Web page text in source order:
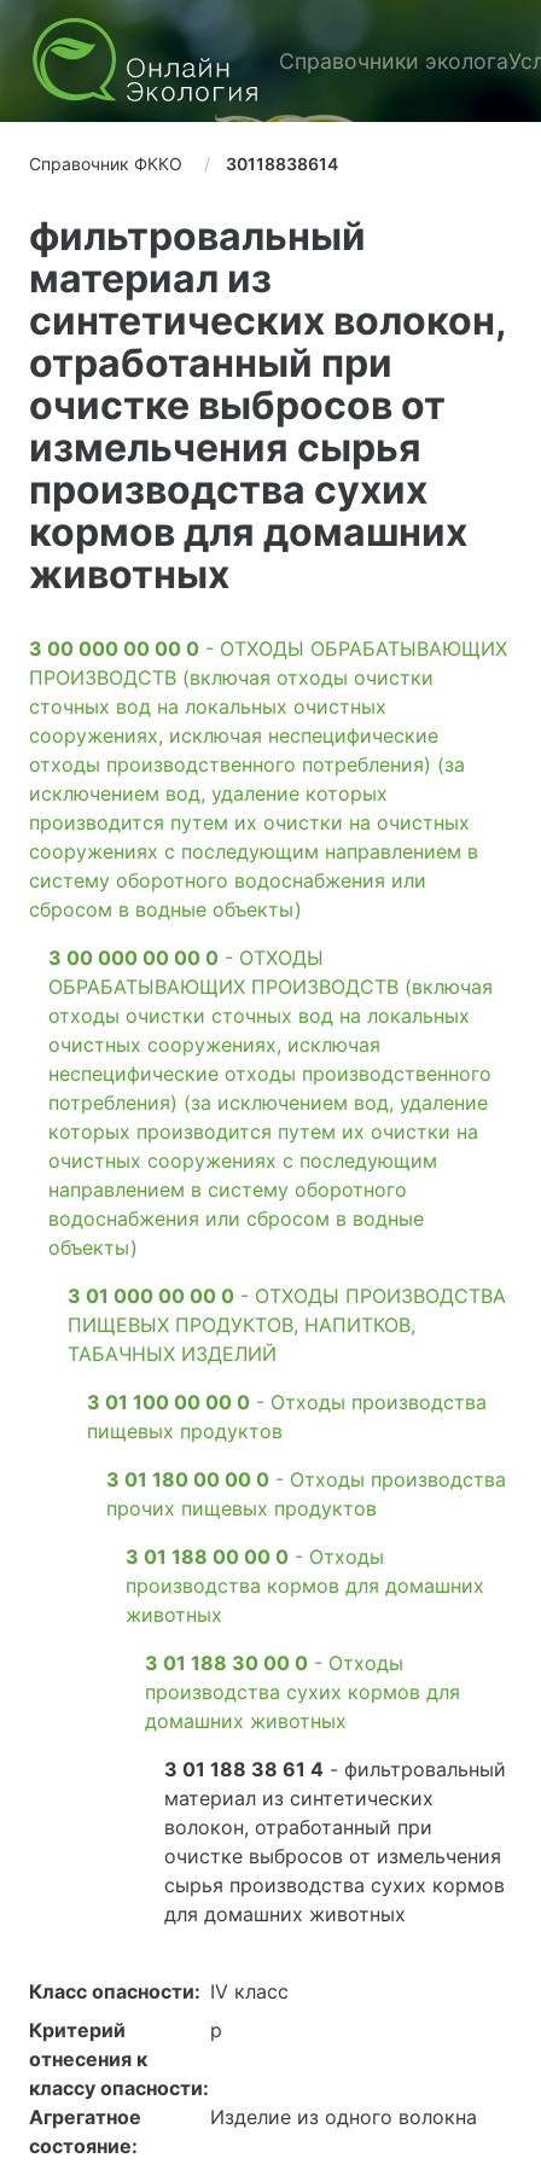
Справочники эколога
Справочник ФККО 30118838614
фильтровальный
материал из
синтетических волокон,
отработанный при
очистке выбросов от
измельчения сырья
производства сухих
кормов для домашних
животных
3 00 000 00 00 0 - ОТХОДЫ ОБРАБАТЫВАЮЩИХ
ПРОИЗВОДСТВ (включая отходы очистки
сточных вод на локальных очистных
сооружениях, исключая неспецифические
отходы производственного потребления) (за
исключением вод, удаление которых
производится путем их очистки на очистных
сооружениях с последующим направлением в
систему оборотного водоснабжения или
сбросом в водные объекты)
3 00 000 00 00 0 - ОТХОДЫ
ОБРАБАТЫВАЮЩИХ ПРОИЗВОДСТВ (включая
отходы очистки сточных вод на локальных
очистных сооружениях, исключая
неспецифические отходы производственного
потребления) (за исключением вод, удаление
которых производится путем их очистки на
очистных сооружениях с последующим
направлением в систему оборотного
водоснабжения или сбросом в водные
объекты)
3 01 000 00 00 0 - ОТХОДЫ ПРОИЗВОДСТВА
ПИЩЕВЫХ ПРОДУКТОВ, НАПИТКОВ,
ТАБАЧНЫХ ИЗДЕЛИЙ
3 01 100 00 00 0 - Отходы производства
пищевых продуктов
3 01 180 00 00 0 - Отходы производства
прочих пищевых продуктов
3 01 188 00 00 0 - Отходы
производства кормов для домашних
животных
3 01 188 30 00 0 - Отходы
производства сухих кормов для
домашних животных
3 01 188 38 61 4 - фильтровальный
материал из синтетических
волокон, отработанный при
очистке выбросов от измельчения
сырья производства сухих кормов
для домашних животных
Класс опасности: IV класс
Критерий
отнесения к
классу опасности:
р
Агрегатное
состояние:
Изделие из одного волокна